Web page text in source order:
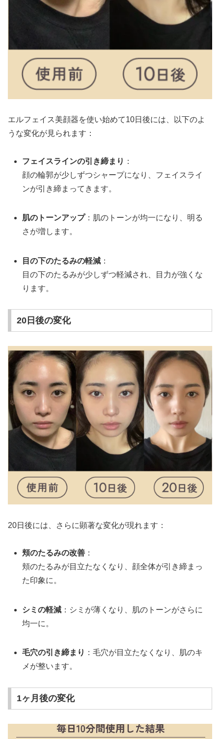
エルフェイス美顔器を使い始めて10日後には、以下のよ
うな変化が見られます：
フェイスラインの引き締まり ：
顔の輪郭が少しずつシャープになり、フェイスライ
ンが引き締まってきます。
肌のトーンアップ：肌のトーンが均一になり、明る
さが増します。
目の下のたるみの軽減 ：
目の下のたるみが少しずつ軽減され、目力が強くな
ります。
20日後の変化
20日後には、さらに顕著な変化が現れます：
頬のたるみの改善 ：
頬のたるみが目立たなくなり、顔全体が引き締まっ
た印象に。
シミの軽減 ：シミが薄くなり、肌のトーンがさらに
均一に。
毛穴の引き締まり ：毛穴が目立たなくなり、肌のキ
メが整います。
1ヶ月後の変化